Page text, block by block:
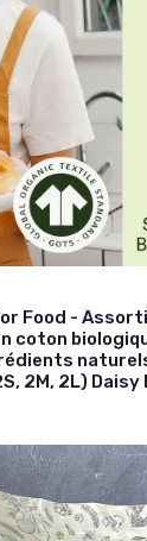
Food -
coton
2M, 2L) Daisy